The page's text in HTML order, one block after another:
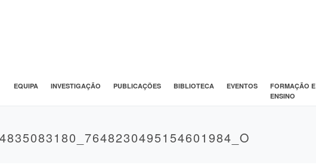
EQUIPA INVESTIGAÇÃO PUBLICAÇÕES BIBLIOTECA EVENTOS
FORMAÇÃO E
ENSINO